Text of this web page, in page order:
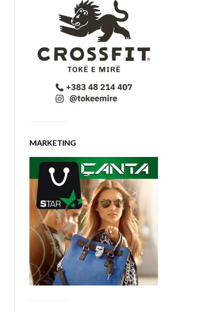
MARKETING